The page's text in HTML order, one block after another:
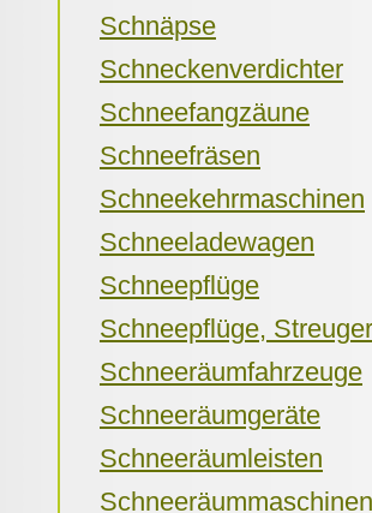
Schnäpse
Schneckenverdichter
Schneefangzäune
Schneefräsen
Schneekehrmaschinen
Schneeladewagen
Schneepflüge
Schneepflüge,
Schneeräumfahrzeuge
Schneeräumgeräte
Schneeräumleisten